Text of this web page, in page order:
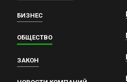
БИЗНЕС
ОБЩЕСТВО
ЗАКОН